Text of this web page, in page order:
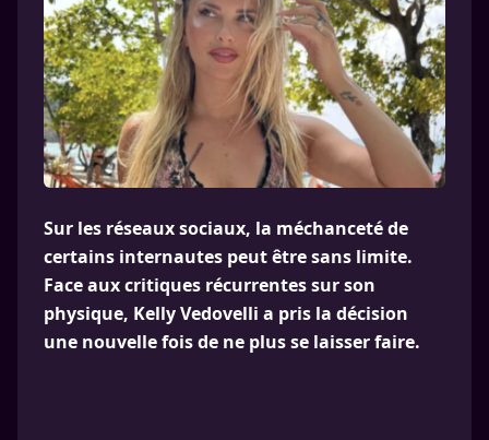
Sur les réseaux sociaux, la méchanceté de
certains internautes peut être sans limite.
Face aux critiques récurrentes sur son
physique, Kelly Vedovelli a pris la décision
une nouvelle fois de ne plus se laisser faire.